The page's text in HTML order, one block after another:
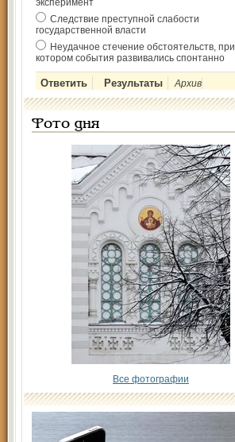
эксперимент
Следствие преступной слабости
государственной власти
Неудачное стечение обстоятельств, при
котором события развивались спонтанно
Архив
Фото дня
Все фотографии